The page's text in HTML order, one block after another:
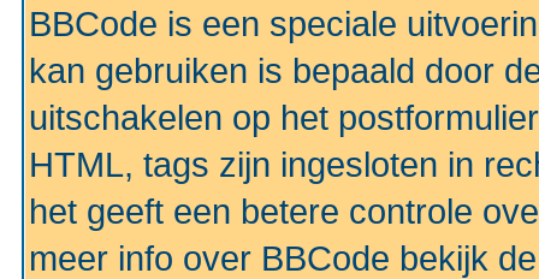
BBCode is een speciale
kan gebruiken is bepaald door
uitschakelen op het
HTML, tags zijn ingesloten in
het geeft een betere controle
meer info over BBCode bekijk